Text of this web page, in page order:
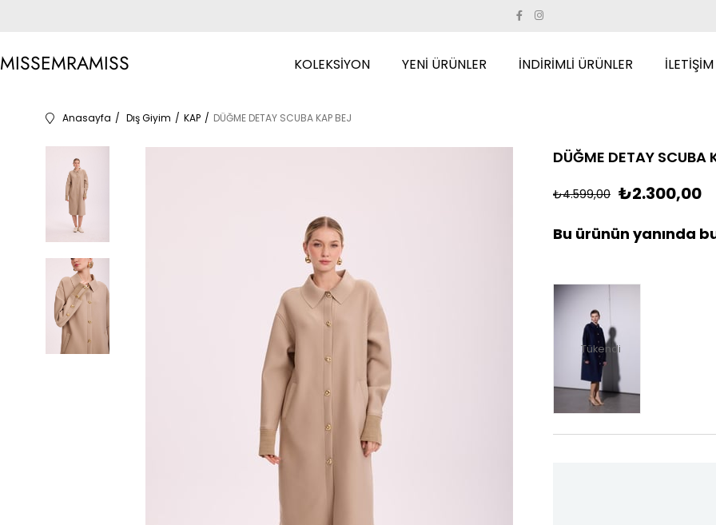
MISSEMRAMISS KOLEKSİYON YENİ ÜRÜNLER İNDİRİMLİ ÜRÜNLER İLETİŞİM
Anasayfa Dış Giyim KAP DÜĞME DETAY SCUBA KAP BEJ
DÜĞME DETAY SCUBA
₺4.599,00 ₺2.300,00
Bu ürünün yanında
Tükendi